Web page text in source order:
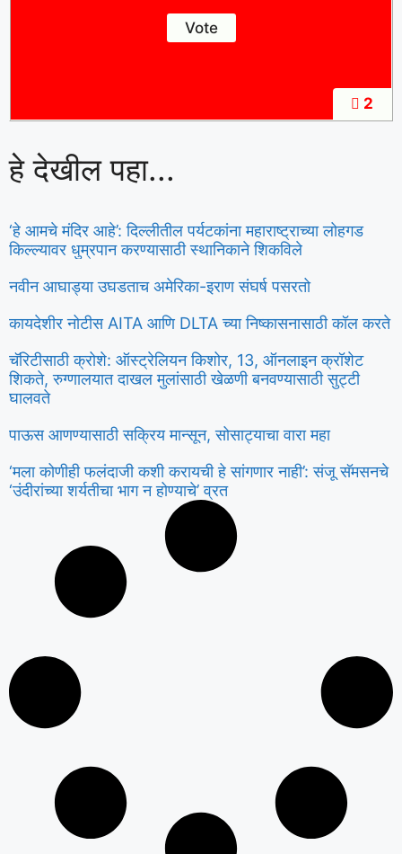
2
हे देखील पहा...
‘हे आमचे मंदिर आहे’: दिल्लीतील पर्यटकांना महाराष्ट्राच्या लोहगड
किल्ल्यावर धुम्रपान करण्यासाठी स्थानिकाने शिकविले
नवीन आघाड्या उघडताच अमेरिका-इराण संघर्ष पसरतो
कायदेशीर नोटीस AITA आणि DLTA च्या निष्कासनासाठी कॉल करते
चॅरिटीसाठी क्रोशे: ऑस्ट्रेलियन किशोर, 13, ऑनलाइन क्रॉशेट
शिकते, रुग्णालयात दाखल मुलांसाठी खेळणी बनवण्यासाठी सुट्टी
घालवते
पाऊस आणण्यासाठी सक्रिय मान्सून, सोसाट्याचा वारा महा
‘मला कोणीही फलंदाजी कशी करायची हे सांगणार नाही’: संजू सॅमसनचे
‘उंदीरांच्या शर्यतीचा भाग न होण्याचे’ व्रत